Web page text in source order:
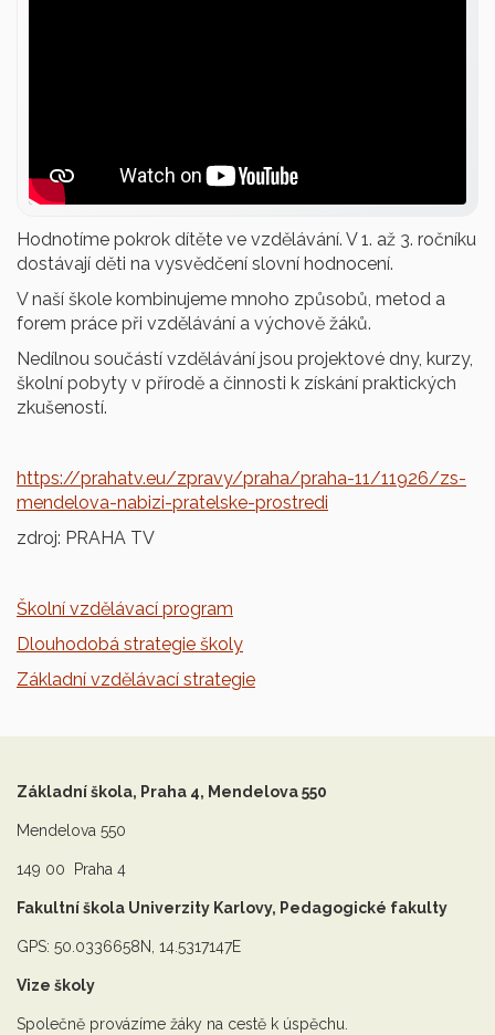
Hodnotíme pokrok dítěte ve vzdělávání. V 1. až 3. ročníku
dostávají děti na vysvědčení slovní hodnocení.
V naší škole kombinujeme mnoho způsobů, metod a
forem práce při vzdělávání a výchově žáků.
Nedílnou součástí vzdělávání jsou projektové dny, kurzy,
školní pobyty v přírodě a činnosti k získání praktických
zkušeností.
https://prahatv.eu/zpravy/praha/praha-11/11926/zs-
mendelova-nabizi-pratelske-prostredi
zdroj: PRAHA TV
Školní vzdělávací program
Dlouhodobá strategie školy
Základní vzdělávací strategie
Základní škola, Praha 4, Mendelova 550
Mendelova 550
149 00 Praha 4
Fakultní škola Univerzity Karlovy, Pedagogické fakulty
GPS: 50.0336658N, 14.5317147E
Vize školy
Společně provázíme žáky na cestě k úspěchu.